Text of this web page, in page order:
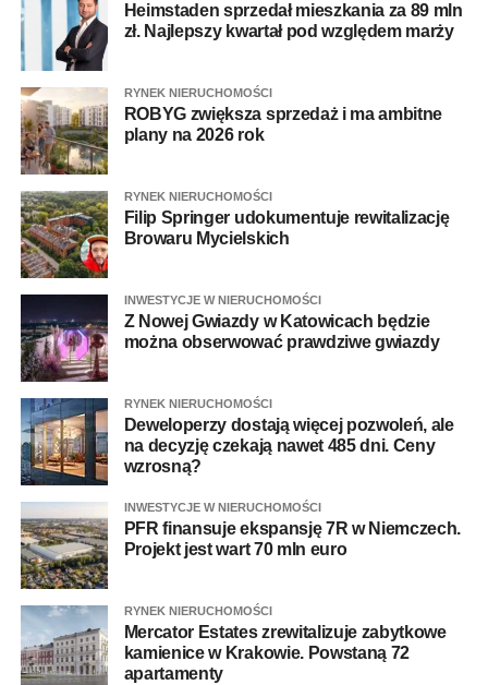
Heimstaden sprzedał mieszkania za 89 mln
zł. Najlepszy kwartał pod względem marży
RYNEK NIERUCHOMOŚCI
ROBYG zwiększa sprzedaż i ma ambitne
plany na 2026 rok
RYNEK NIERUCHOMOŚCI
Filip Springer udokumentuje rewitalizację
Browaru Mycielskich
INWESTYCJE W NIERUCHOMOŚCI
Z Nowej Gwiazdy w Katowicach będzie
można obserwować prawdziwe gwiazdy
RYNEK NIERUCHOMOŚCI
Deweloperzy dostają więcej pozwoleń, ale
na decyzję czekają nawet 485 dni. Ceny
wzrosną?
INWESTYCJE W NIERUCHOMOŚCI
PFR finansuje ekspansję 7R w Niemczech.
Projekt jest wart 70 mln euro
RYNEK NIERUCHOMOŚCI
Mercator Estates zrewitalizuje zabytkowe
kamienice w Krakowie. Powstaną 72
apartamenty